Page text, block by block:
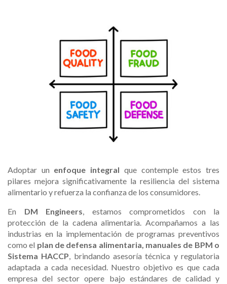
Adoptar un enfoque integral que contemple estos tres
pilares mejora significativamente la resiliencia del sistema
alimentario y refuerza la confianza de los consumidores.
En DM Engineers, estamos comprometidos con la
protección de la cadena alimentaria. Acompañamos a las
industrias en la implementación de programas preventivos
como el plan de defensa alimentaria, manuales de BPM o
Sistema HACCP, brindando asesoría técnica y regulatoria
adaptada a cada necesidad. Nuestro objetivo es que cada
empresa del sector opere bajo estándares de calidad y